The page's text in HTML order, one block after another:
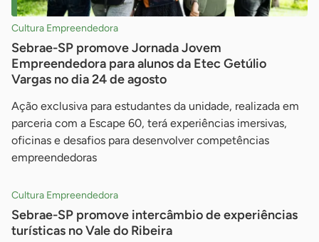
Cultura Empreendedora
Sebrae-SP promove Jornada Jovem
Empreendedora para alunos da Etec Getúlio
Vargas no dia 24 de agosto
Ação exclusiva para estudantes da unidade, realizada em
parceria com a Escape 60, terá experiências imersivas,
oficinas e desafios para desenvolver competências
empreendedoras
Cultura Empreendedora
Sebrae-SP promove intercâmbio de experiências
turísticas no Vale do Ribeira